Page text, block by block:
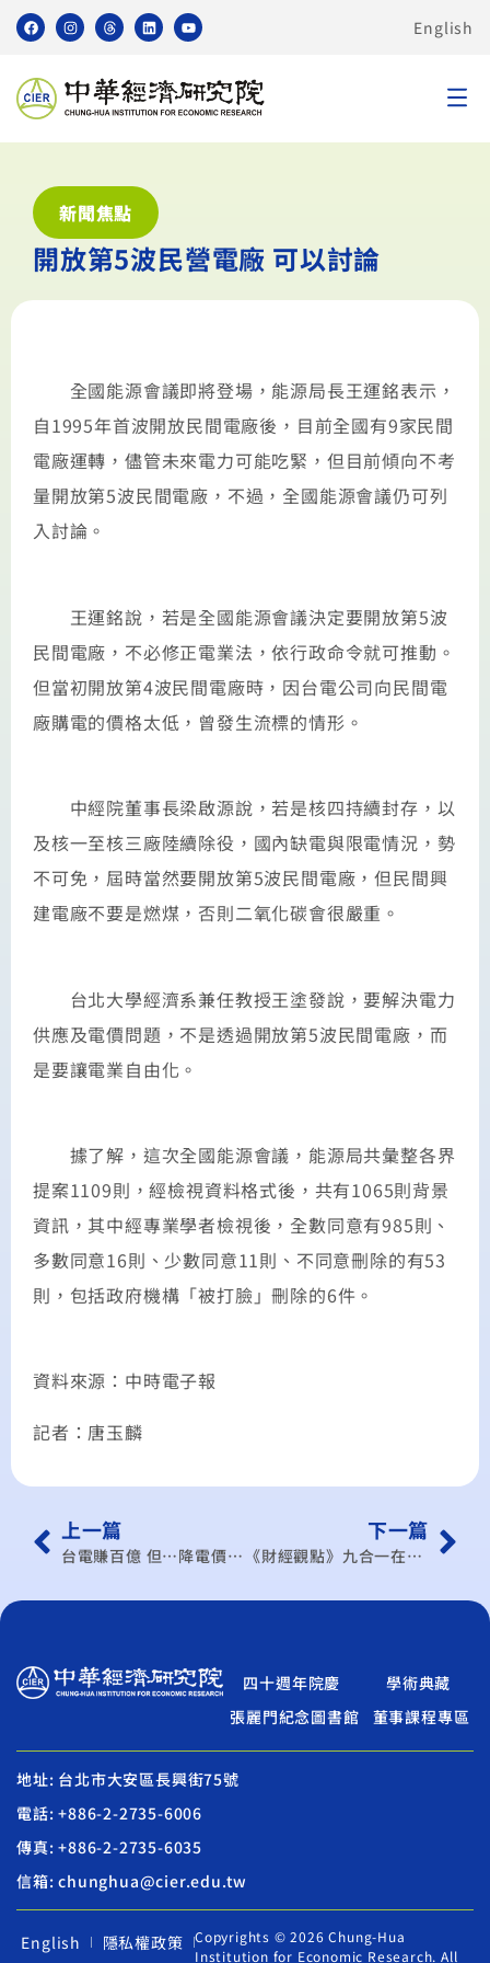
English
新聞焦點
開放第5波民營電廠 可以討論
全國能源會議即將登場，能源局長王運銘表示，
自1995年首波開放民間電廠後，目前全國有9家民間
電廠運轉，儘管未來電力可能吃緊，但目前傾向不考
量開放第5波民間電廠，不過，全國能源會議仍可列
入討論。
王運銘說，若是全國能源會議決定要開放第5波
民間電廠，不必修正電業法，依行政命令就可推動。
但當初開放第4波民間電廠時，因台電公司向民間電
廠購電的價格太低，曾發生流標的情形。
中經院董事長梁啟源說，若是核四持續封存，以
及核一至核三廠陸續除役，國內缺電與限電情況，勢
不可免，屆時當然要開放第5波民間電廠，但民間興
建電廠不要是燃煤，否則二氧化碳會很嚴重。
台北大學經濟系兼任教授王塗發說，要解決電力
供應及電價問題，不是透過開放第5波民間電廠，而
是要讓電業自由化。
據了解，這次全國能源會議，能源局共彙整各界
提案1109則，經檢視資料格式後，共有1065則背景
資訊，其中經專業學者檢視後，全數同意有985則、
多數同意16則、少數同意11則、不同意刪除的有53
則，包括政府機構「被打臉」刪除的6件。
資料來源：中時電子報
記者：唐玉麟
上一篇
台電賺百億 但…降電價機率低
下一篇
《財經觀點》九合一在野黨大勝 兩岸政策新契機
四十週年院慶
學術典藏
張麗門紀念圖書館
董事課程專區
地址: 台北市大安區長興街75號
電話: +886-2-2735-6006
傳真: +886-2-2735-6035
信箱: chunghua@cier.edu.tw
English
隱私權政策
Copyrights © 2026 Chung-Hua
Institution for Economic Research. All